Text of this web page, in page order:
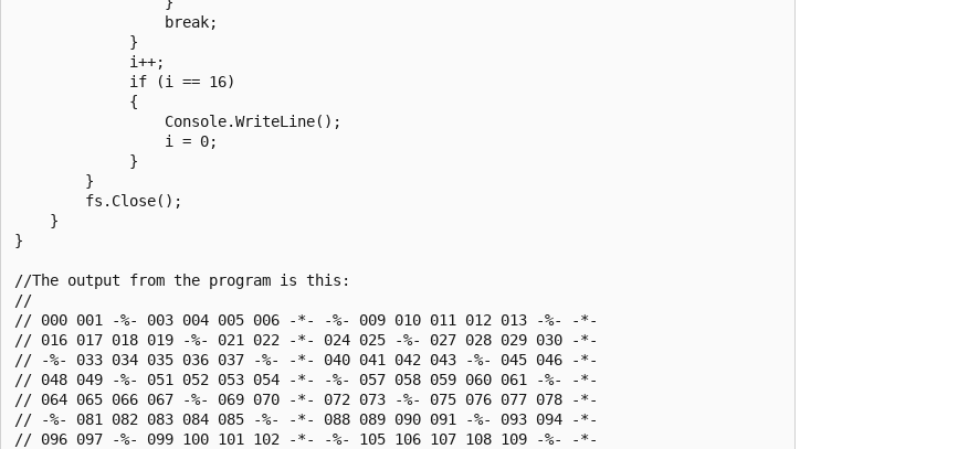
                 break;
             }
             i++;
             if (i == 16)
             {
                 Console.WriteLine();
                 i = 0;
             }
        }
        fs.Close();
    }
}
//The output from the program is this:
//
// 000 001 -%- 003 004 005 006 -*- -%- 009 010 011 012 013 -%- -*-
// 016 017 018 019 -%- 021 022 -*- 024 025 -%- 027 028 029 030 -*-
// -%- 033 034 035 036 037 -%- -*- 040 041 042 043 -%- 045 046 -*-
// 048 049 -%- 051 052 053 054 -*- -%- 057 058 059 060 061 -%- -*-
// 064 065 066 067 -%- 069 070 -*- 072 073 -%- 075 076 077 078 -*-
// -%- 081 082 083 084 085 -%- -*- 088 089 090 091 -%- 093 094 -*-
// 096 097 -%- 099 100 101 102 -*- -%- 105 106 107 108 109 -%- -*-